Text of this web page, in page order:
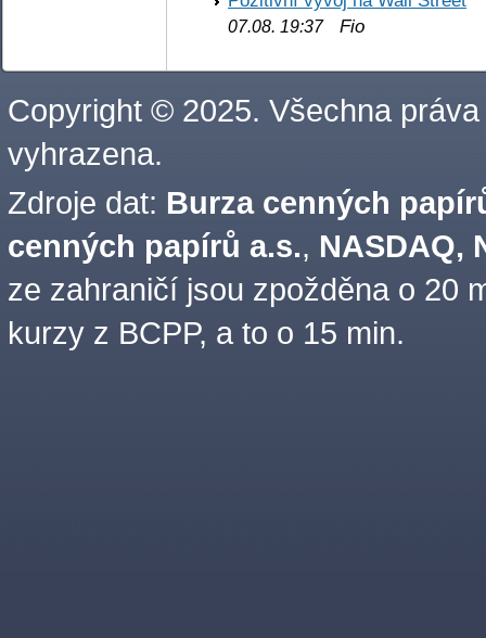
07.08. 19:37Fio
Copyright © 2025. Všechna práva
vyhrazena.
Zdroje dat: Burza cenných
cenných papírů a.s., NASDAQ,
ze zahraničí jsou zpožděna o 20
kurzy z BCPP, a to o 15 min.